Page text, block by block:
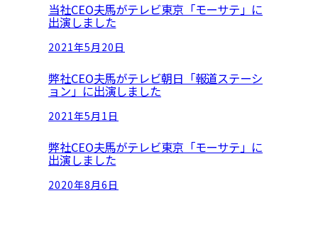
当社CEO夫馬がテレビ東京「モーサテ」に
出演しました
2021年5月20日
弊社CEO夫馬がテレビ朝日「報道ステーシ
ョン」に出演しました
2021年5月1日
弊社CEO夫馬がテレビ東京「モーサテ」に
出演しました
2020年8月6日